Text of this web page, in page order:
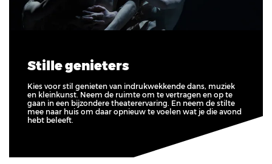
Stille genieters
Kies voor stil genieten van indrukwekkende dans, muziek
en kleinkunst. Neem de ruimte om te vertragen en op te
gaan in een bijzondere theaterervaring. En neem de stilte
mee naar huis om daar opnieuw te voelen wat je die avond
hebt beleeft.